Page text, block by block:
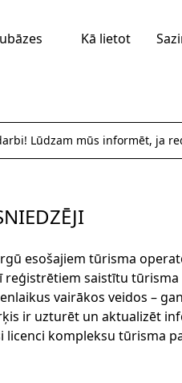
Kā lietot
Lūdzam mūs informēt, ja
esošajiem tūrisma
saistītu
vairākos veidos –
ir uzturēt un aktualizēt
kompleksu tūrisma